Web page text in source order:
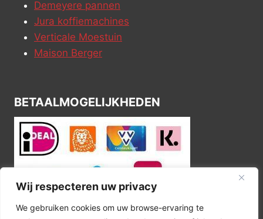
Wij respecteren uw privacy
We gebruiken cookies om uw browse-ervaring te
Demeyere pannen
Jura koffiemachines
Verticale Moestuin
Maison Berger
BETAALMOGELIJKHEDEN